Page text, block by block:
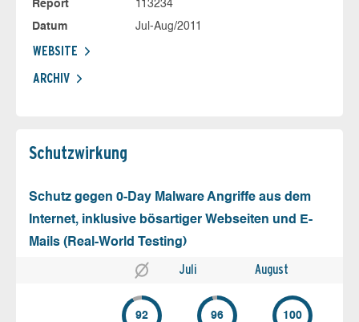
Report
113234
Datum
Jul-Aug/2011
WEBSITE
ARCHIV
Schutz­wirkung
Schutz gegen 0-Day Malware Angriffe aus dem
Internet, inklusive bösartiger Webseiten und E-
Mails (Real-World Testing)
Juli August
92 96 100